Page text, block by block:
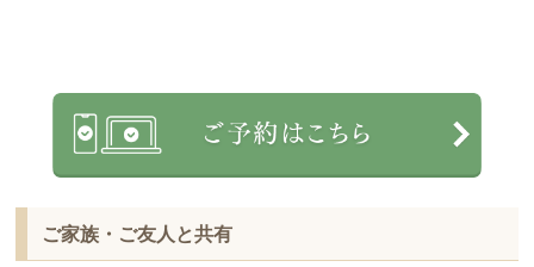
ご家族・ご友人と共有